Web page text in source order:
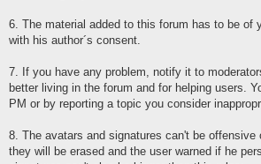
6. The material added to this forum has to be of
with his author´s consent.
7. If you have any problem, notify it to
better living in the forum and for helping users.
PM or by reporting a topic you consider
8. The avatars and signatures can't be offensive
they will be erased and the user warned if he